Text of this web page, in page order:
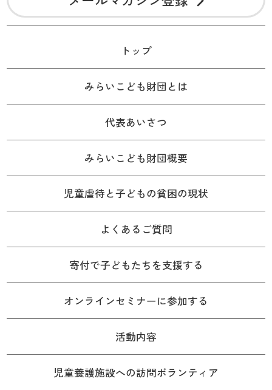
トップ
みらいこども財団とは
代表あいさつ
みらいこども財団概要
児童虐待と子どもの貧困の現状
よくあるご質問
寄付で子どもたちを支援する
オンラインセミナーに参加する
活動内容
児童養護施設への訪問ボランティア